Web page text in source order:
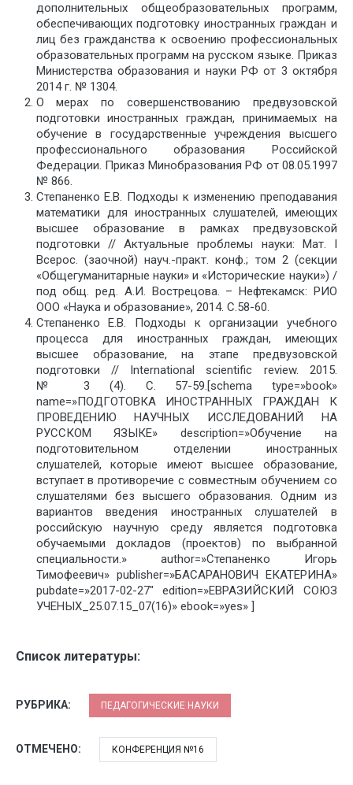
дополнительных общеобразовательных программ,
обеспечивающих подготовку иностранных граждан и
лиц без гражданства к освоению профессиональных
образовательных программ на русском языке. Приказ
Министерства образования и науки РФ от 3 октября
2014 г. № 1304.
О мерах по совершенствованию предвузовской
подготовки иностранных граждан, принимаемых на
обучение в государственные учреждения высшего
профессионального образования Российской
Федерации. Приказ Минобразования РФ от 08.05.1997
№ 866.
Степаненко Е.В. Подходы к изменению преподавания
математики для иностранных слушателей, имеющих
высшее образование в рамках предвузовской
подготовки // Актуальные проблемы науки: Мат. I
Всерос. (заочной) науч.-практ. конф.; том 2 (секции
«Общегуманитарные науки» и «Исторические науки») /
под общ. ред. А.И. Вострецова. – Нефтекамск: РИО
ООО «Наука и образование», 2014. С.58-60.
Степаненко Е.В. Подходы к организации учебного
процесса для иностранных граждан, имеющих
высшее образование, на этапе предвузовской
подготовки // International scientific review. 2015.
№ 3 (4). С. 57-59.[schema type=»book»
name=»ПОДГОТОВКА ИНОСТРАННЫХ ГРАЖДАН К
ПРОВЕДЕНИЮ НАУЧНЫХ ИССЛЕДОВАНИЙ НА
РУССКОМ ЯЗЫКЕ» description=»Обучение на
подготовительном отделении иностранных
слушателей, которые имеют высшее образование,
вступает в противоречие с совместным обучением со
слушателями без высшего образования. Одним из
вариантов введения иностранных слушателей в
российскую научную среду является подготовка
обучаемыми докладов (проектов) по выбранной
специальности.» author=»Степаненко Игорь
Тимофеевич» publisher=»БАСАРАНОВИЧ ЕКАТЕРИНА»
pubdate=»2017-02-27″ edition=»ЕВРАЗИЙСКИЙ СОЮЗ
УЧЕНЫХ_25.07.15_07(16)» ebook=»yes» ]
Список литературы:
РУБРИКА: ПЕДАГОГИЧЕСКИЕ НАУКИ
ОТМЕЧЕНО: КОНФЕРЕНЦИЯ №16